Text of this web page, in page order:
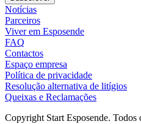
Notícias
Parceiros
Viver em Esposende
FAQ
Contactos
Espaço empresa
Política de privacidade
Resolução alternativa de litígios
Queixas e Reclamações
Copyright Start Esposende. Todos